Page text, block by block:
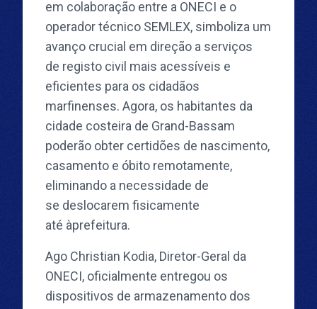
em colaboração entre a ONECI e o
operador técnico SEMLEX, simboliza um
avanço crucial em direção a serviços
de registo civil mais acessíveis e
eficientes para os cidadãos
marfinenses. Agora, os habitantes da
cidade costeira de Grand-Bassam
poderão obter certidões de nascimento,
casamento e óbito remotamente,
eliminando a necessidade de
se deslocarem fisicamente
até àprefeitura.
Ago Christian Kodia, Diretor-Geral da
ONECI, oficialmente entregou os
dispositivos de armazenamento dos